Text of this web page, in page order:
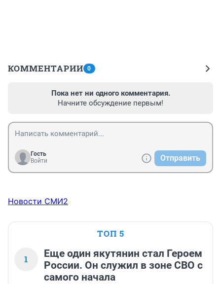
КОММЕНТАРИИ 0
Пока нет ни одного комментария.
Начните обсуждение первым!
Гость
Войти
Отправить
Новости СМИ2
ТОП 5
1
Еще один якутянин стал Героем
России. Он служил в зоне СВО с
самого начала